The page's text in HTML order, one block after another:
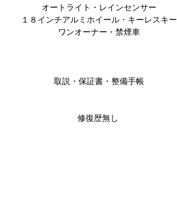
オートライト・レインセンサー
１８インチアルミホイール・キーレスキー
ワンオーナー・禁煙車
取説・保証書・整備手帳
修復歴無し